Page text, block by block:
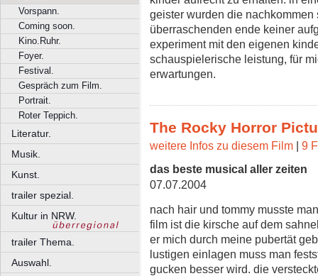
Vorspann.
Coming soon.
Kino.Ruhr.
Foyer.
Festival.
Gespräch zum Film.
Portrait.
Roter Teppich.
Literatur.
Musik.
Kunst.
trailer spezial.
Kultur in NRW.
trailer Thema.
Auswahl.
geister wurden die
überraschenden ende keiner
experiment mit den eigenen
schauspielerische leistung, für
erwartungen.
The Rocky Horror
weitere Infos zu diesem Film | 9
das beste musical aller zeiten
07.07.2004
nach hair und tommy musste
film ist die kirsche auf dem
er mich durch meine pubertät
lustigen einlagen muss man
gucken besser wird. die